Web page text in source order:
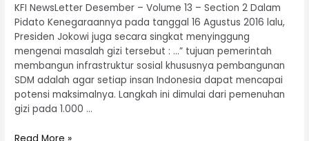
KFI NewsLetter Desember – Volume 13 – Section 2 Dalam
Pidato Kenegaraannya pada tanggal 16 Agustus 2016 lalu,
Presiden Jokowi juga secara singkat menyinggung
mengenai masalah gizi tersebut : …” tujuan pemerintah
membangun infrastruktur sosial khususnya pembangunan
SDM adalah agar setiap insan Indonesia dapat mencapai
potensi maksimalnya. Langkah ini dimulai dari pemenuhan
gizi pada 1.000 …
Read More »